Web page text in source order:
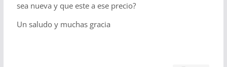
sea nueva y que este a ese precio?
Un saludo y muchas gracia